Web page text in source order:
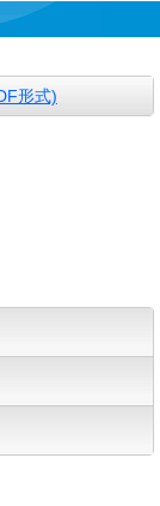
形式)